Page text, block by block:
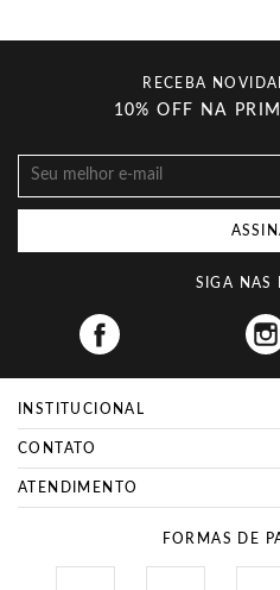
RECEBA
10% OFF NA
SIGA NAS
INSTITUCIONAL
CONTATO
ATENDIMENTO
FORMAS DE